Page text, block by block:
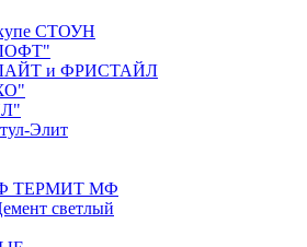
СТОУН
и ФРИСТАЙЛ
Элит
ТЕРМИТ МФ
светлый